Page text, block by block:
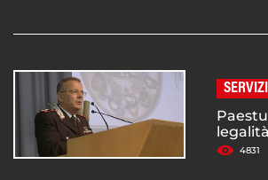
SERVIZI
4831